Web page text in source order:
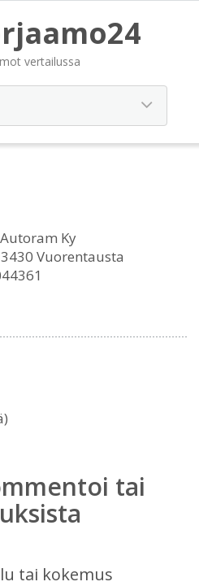
vertailussa
Autoram Ky
Vuorentausta
tai
tai kokemus